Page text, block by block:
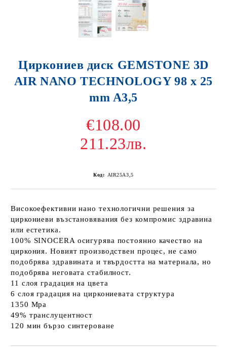
Циркониев диск GEMSTONE 3D
AIR NANO TECHNOLOGY 98 x 25
mm A3,5
€108.00
211.23лв.
Код: AIR25A3,5
Високоефективни нано технологични решения за
циркониеви възстановявания без компромис здравина
или естетика.
100% SINOCERA осигурява постоянно качество на
циркония. Новият производствен процес, не само
подобрява здравината и твърдостта на материала, но
подобрява неговата стабилност.
11 слоя градация на цвета
6 слоя градация на циркониевата структура
1350 Mpa
49% транслуцентност
120 мин бързо синтероване